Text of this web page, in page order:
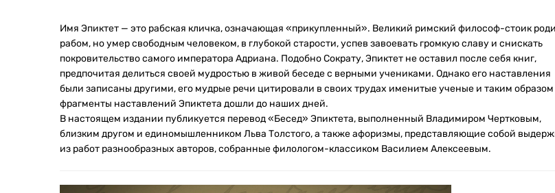
Имя Эпиктет — это рабская кличка, означающая «прикупленный». Великий римский философ-стоик
рабом, но умер свободным человеком, в глубокой старости, успев завоевать громкую славу и снискать
покровительство самого императора Адриана. Подобно Сократу, Эпиктет не оставил после себя книг,
предпочитая делиться своей мудростью в живой беседе с верными учениками. Однако его наставления
были записаны другими, его мудрые речи цитировали в своих трудах именитые ученые и таким образом
фрагменты наставлений Эпиктета дошли до наших дней.
В настоящем издании публикуется перевод «Бесед» Эпиктета, выполненный Владимиром Чертковым,
близким другом и единомышленником Льва Толстого, а также афоризмы, представляющие собой
из работ разнообразных авторов, собранные филологом-классиком Василием Алексеевым.